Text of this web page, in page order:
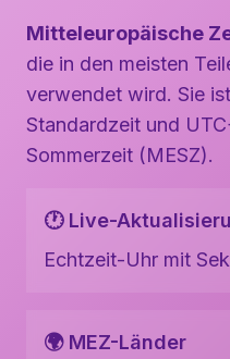
Mitteleuropäische
die in den meisten
verwendet wird. Sie
Standardzeit und
Sommerzeit (MESZ).
🕐 Live-
Echtzeit-Uhr mit
🌍 MEZ-Länder